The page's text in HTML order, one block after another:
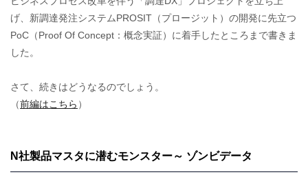
げ、新調達発注システムPROSIT（プロージット）の開発に先立つ
PoC（Proof Of Concept：概念実証）に着手したところまで書きま
した。
さて、続きはどうなるのでしょう。
（前編はこちら ）
N社製品マスタに潜むモンスター～ ゾンビデータ